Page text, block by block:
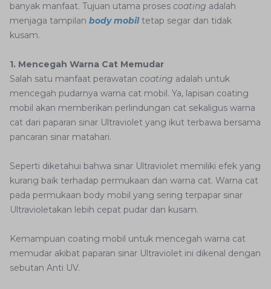
banyak manfaat. Tujuan utama proses coating adalah
menjaga tampilan body mobil tetap segar dan tidak
kusam.
1. Mencegah Warna Cat Memudar
Salah satu manfaat perawatan coating adalah untuk
mencegah pudarnya warna cat mobil. Ya, lapisan coating
mobil akan memberikan perlindungan cat sekaligus warna
cat dari paparan sinar Ultraviolet yang ikut terbawa bersama
pancaran sinar matahari.
Seperti diketahui bahwa sinar Ultraviolet memiliki efek yang
kurang baik terhadap permukaan dan warna cat. Warna cat
pada permukaan body mobil yang sering terpapar sinar
Ultravioletakan lebih cepat pudar dan kusam.
Kemampuan coating mobil untuk mencegah warna cat
memudar akibat paparan sinar Ultraviolet ini dikenal dengan
sebutan Anti UV.